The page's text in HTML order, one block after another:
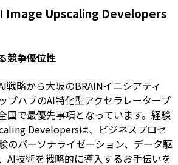
Image Upscaling Developers
競争優位性
戦略から大阪のBRAINイニシアティ
プハブのAI特化型アクセラレータープ
国で最優先事項となっています。経験
Developersは、ビジネスプロセ
のパーソナライゼーション、データ駆
AI技術を戦略的に導入するお手伝いを